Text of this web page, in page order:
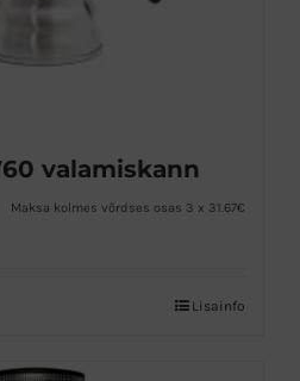
valamiskann
Maksa kolmes võrdses osas 3 x 31.67€
Lisainfo